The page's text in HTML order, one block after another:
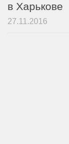
в Харькове
27.11.2016